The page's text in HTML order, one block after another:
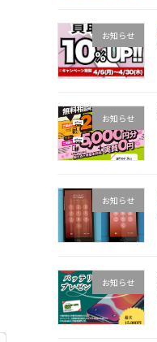
お知らせ
お知らせ
お知らせ
お知らせ